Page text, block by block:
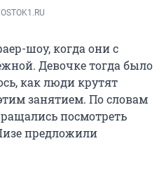
шоу, когда они с
Девочке тогда было
как люди крутят
занятием. По словам
посмотреть
предложили